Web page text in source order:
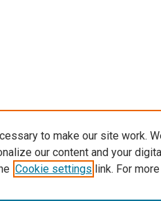
to make our site work.
our content and your
Cookie settings link. For